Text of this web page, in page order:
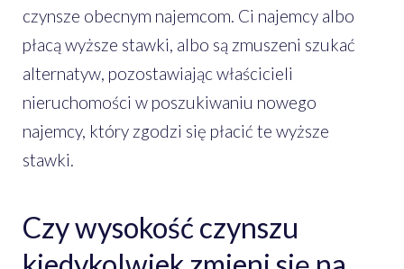
czynsze obecnym najemcom. Ci najemcy albo
płacą wyższe stawki, albo są zmuszeni szukać
alternatyw, pozostawiając właścicieli
nieruchomości w poszukiwaniu nowego
najemcy, który zgodzi się płacić te wyższe
stawki.
Czy wysokość czynszu